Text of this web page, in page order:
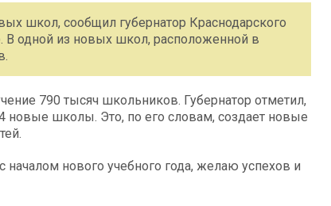
школ, сообщил губернатор Краснодарского
В одной из новых школ, расположенной в
790 тысяч школьников. Губернатор отметил,
новые школы. Это, по его словам, создает новые
началом нового учебного года, желаю успехов и